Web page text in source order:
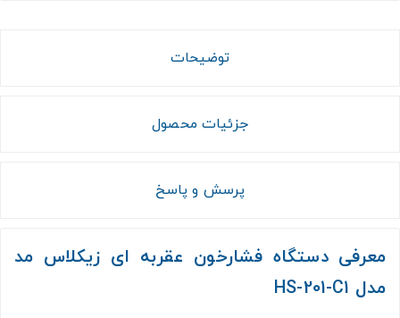
توضیحات
جزئیات محصول
پرسش و پاسخ
معرفی دستگاه فشارخون عقربه ای زیکلاس مد
مدل HS-201-C1